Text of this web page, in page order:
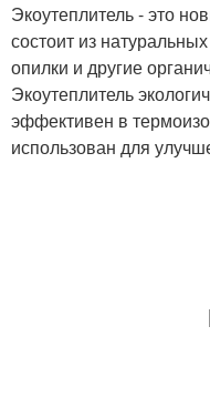
Экоутеплитель - это
состоит из
опилки и другие
Экоутеплитель
эффективен в
использован для